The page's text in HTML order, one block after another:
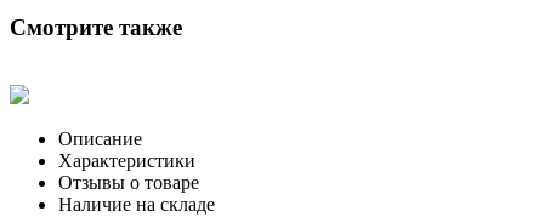
Смотрите также
Описание
Характеристики
Отзывы о товаре
Наличие на складе